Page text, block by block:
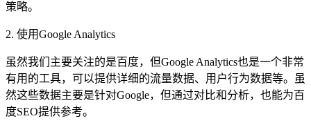
策略。
2. 使用Google Analytics
虽然我们主要关注的是百度，但Google Analytics也是一个非常
有用的工具，可以提供详细的流量数据、用户行为数据等。虽
然这些数据主要是针对Google，但通过对比和分析，也能为百
度SEO提供参考。